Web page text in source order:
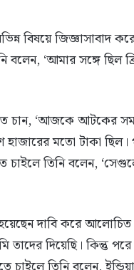
বিষয়ে জিজ্ঞাসাবাদ
বলেন, ‘আমার সঙ্গে ছিল
‘আজকে আটকের সময়
হাজারের মতো টাকা
চাইলে তিনি বলেন,
দাবি করে
তাদের দিয়েছি। কিন্তু